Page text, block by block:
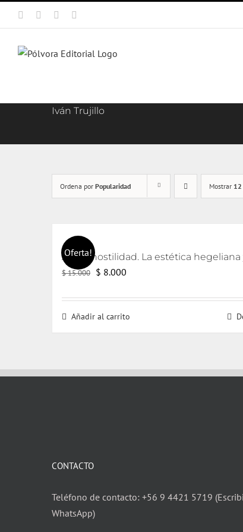
Facebook Instagram
Iván Trujillo
Ordena por Popularidad Mostrar 12
Oferta!
$15.000 El
original
era:
$ 8.000
actual
es:
Añadir al carrito
CONTACTO
Teléfono de contacto: +56 9 4421 5719
WhatsApp)